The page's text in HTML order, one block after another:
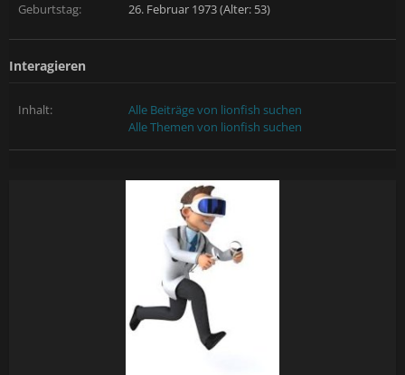
Geburtstag: 26. Februar 1973 (Alter: 53)
Interagieren
Inhalt:
Alle Beiträge von lionfish suchen
Alle Themen von lionfish suchen